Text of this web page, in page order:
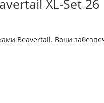
XL-Set 26
Beavertail. Вони